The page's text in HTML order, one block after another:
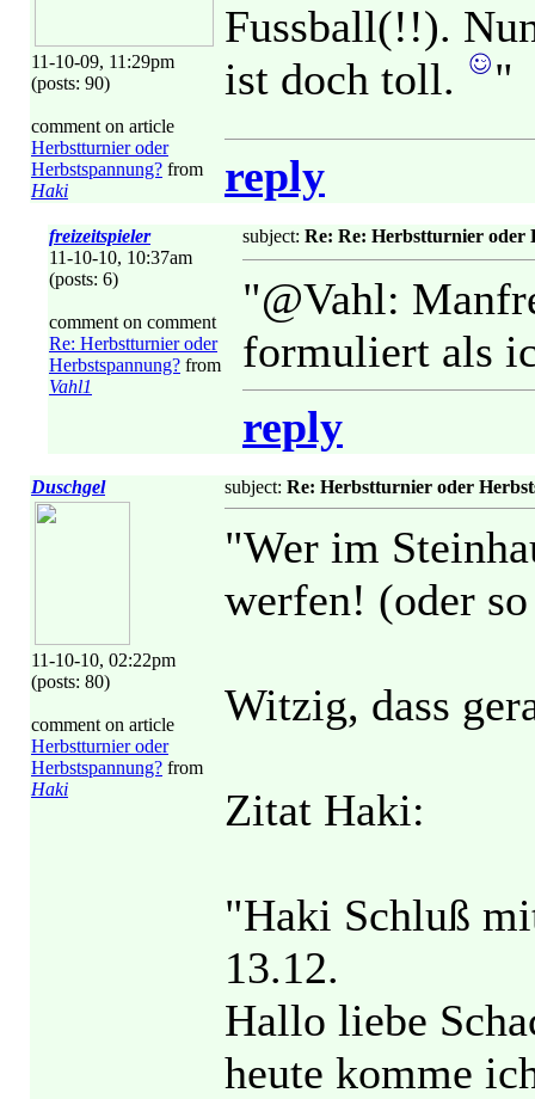
11-10-09, 11:29pm
(posts: 90)
comment on article
Herbstturnier oder
Herbstspannung? from
Haki
Fussball(!!).
ist doch toll.
"
reply
freizeitspieler
11-10-10, 10:37am
(posts: 6)
comment on comment
Re: Herbstturnier oder
Herbstspannung? from
Vahl1
subject: Re: Re: Herbstturnier oder
"@Vahl:
formuliert als
reply
Duschgel
11-10-10, 02:22pm
(posts: 80)
comment on article
Herbstturnier oder
Herbstspannung? from
Haki
subject: Re: Herbstturnier oder
"Wer im
werfen! (oder
Witzig, dass
Zitat Haki:
"Haki Schluß
13.12.
Hallo liebe
heute komme